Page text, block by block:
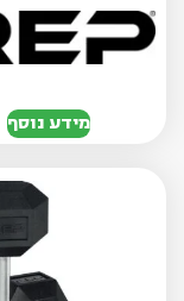
מידע נוסף